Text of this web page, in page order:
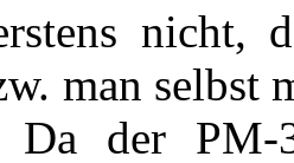
nicht,
man selbst
Da der